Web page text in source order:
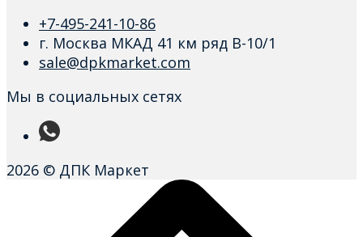
+7-495-241-10-86
г. Москва МКАД 41 км ряд В-10/1
sale@dpkmarket.com
Мы в социальных сетях
2026 © ДПК Маркет